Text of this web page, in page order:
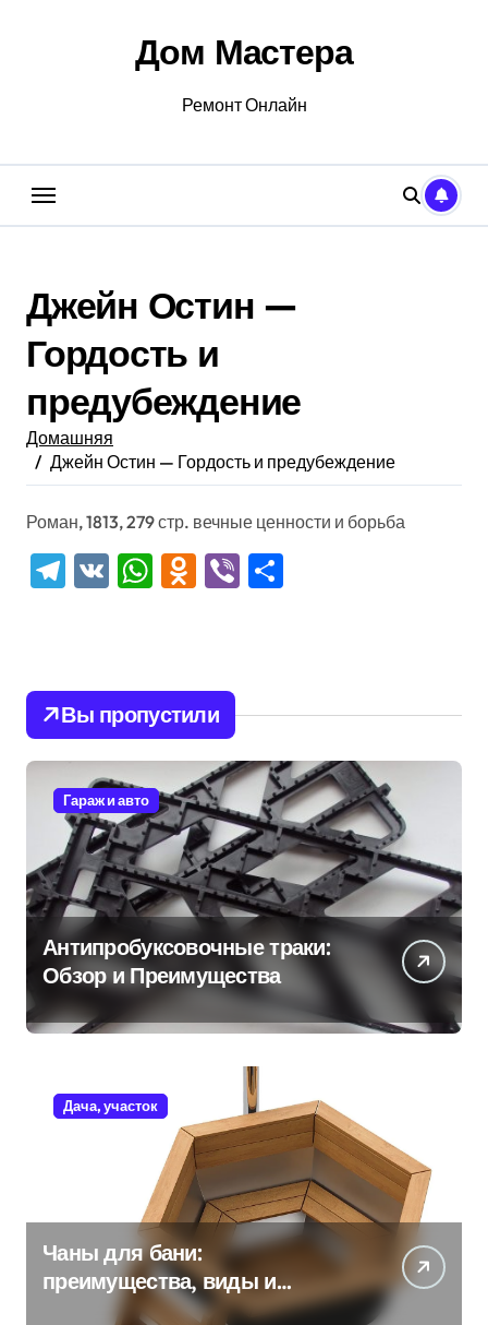
Дом Мастера
Ремонт Онлайн
Джейн Остин —
Гордость и
предубеждение
Домашняя
Джейн Остин — Гордость и предубеждение
Роман, 1813, 279 стр. вечные ценности и борьба
Telegram
VK WhatsApp
Odnoklassniki
Viber
Вы пропустили
Гараж и авто
Антипробуксовочные траки:
Обзор и Преимущества
Дача, участок
Чаны для бани:
преимущества, виды и
особенности использования